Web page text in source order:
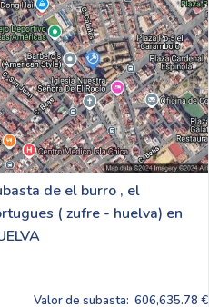
de el burro , el
( zufre - huelva) en
Valor de subasta: 606,635.78 €